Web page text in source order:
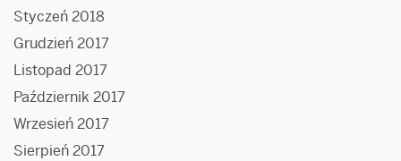
Styczeń 2018
Grudzień 2017
Listopad 2017
Październik 2017
Wrzesień 2017
Sierpień 2017